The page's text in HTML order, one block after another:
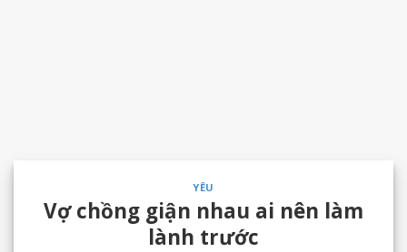
YÊU
Vợ chồng giận nhau ai nên làm
lành trước